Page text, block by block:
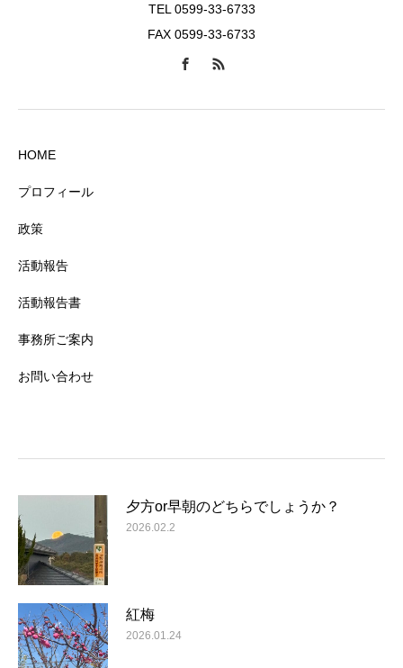
TEL 0599-33-6733
FAX 0599-33-6733
HOME
プロフィール
政策
活動報告
活動報告書
事務所ご案内
お問い合わせ
夕方or早朝のどちらでしょうか？
2026.02.2
紅梅
2026.01.24